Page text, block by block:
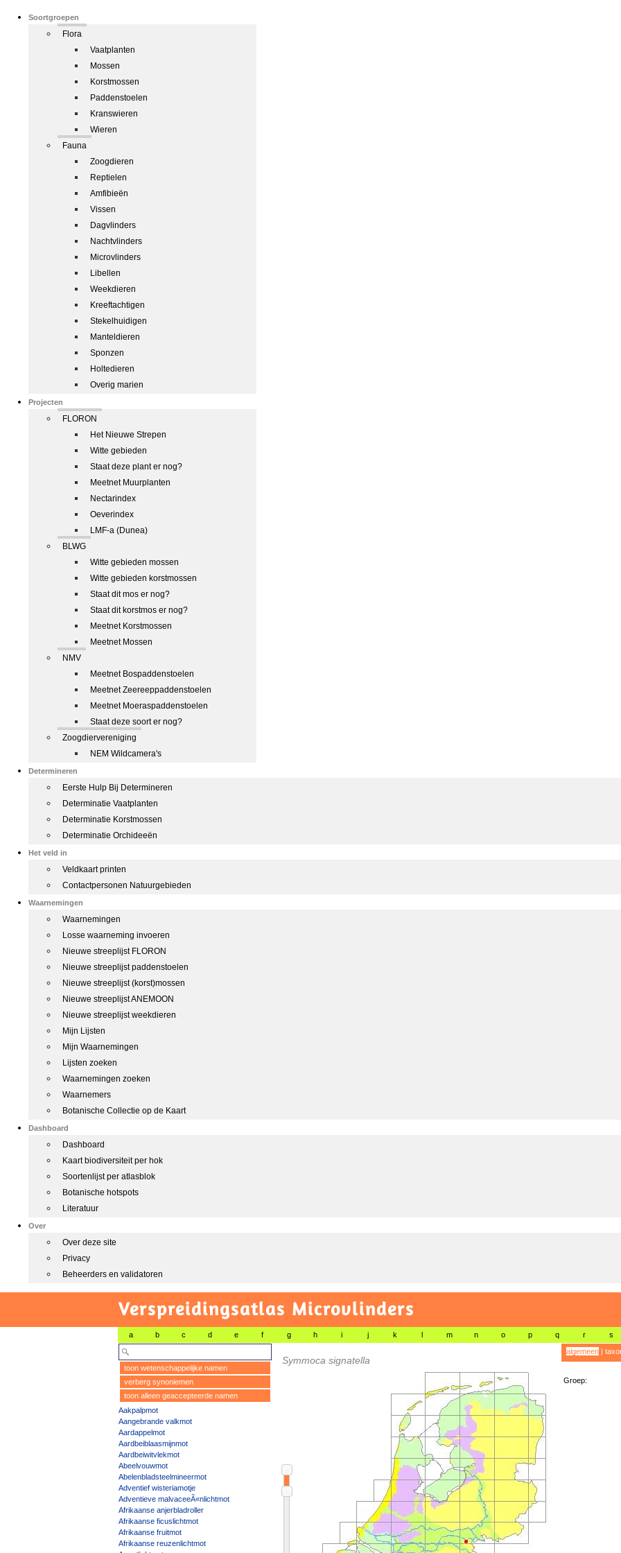
Soortgroepen
Flora
Vaatplanten
Mossen
Korstmossen
Paddenstoelen
Kranswieren
Wieren
Fauna
Zoogdieren
Reptielen
Amfibieën
Vissen
Dagvlinders
Nachtvlinders
Microvlinders
Libellen
Weekdieren
Kreeftachtigen
Stekelhuidigen
Manteldieren
Sponzen
Holtedieren
Overig marien
Projecten
FLORON
Het Nieuwe Strepen
Witte gebieden
Staat deze plant er nog?
Meetnet Muurplanten
Nectarindex
Oeverindex
LMF-a (Dunea)
BLWG
Witte gebieden mossen
Witte gebieden korstmossen
Staat dit mos er nog?
Staat dit korstmos er nog?
Meetnet Korstmossen
Meetnet Mossen
NMV
Meetnet Bospaddenstoelen
Meetnet Zeereeppaddenstoelen
Meetnet Moeraspaddenstoelen
Staat deze soort er nog?
Zoogdiervereniging
NEM Wildcamera's
Determineren
Eerste Hulp Bij Determineren
Determinatie Vaatplanten
Determinatie Korstmossen
Determinatie Orchideeën
Het veld in
Veldkaart printen
Contactpersonen Natuurgebieden
Waarnemingen
Waarnemingen
Losse waarneming invoeren
Nieuwe streeplijst FLORON
Nieuwe streeplijst paddenstoelen
Nieuwe streeplijst (korst)mossen
Nieuwe streeplijst ANEMOON
Nieuwe streeplijst weekdieren
Mijn Lijsten
Mijn Waarnemingen
Lijsten zoeken
Waarnemingen zoeken
Waarnemers
Botanische Collectie op de Kaart
Dashboard
Dashboard
Kaart biodiversiteit per hok
Soortenlijst per atlasblok
Botanische hotspots
Literatuur
Over
Over deze site
Privacy
Beheerders en validatoren
Verspreidingsatlas Microvlinders
a b c d e f g h i j k l m n o p q r s
toon wetenschappelijke namen
verberg synoniemen
toon alleen geaccepteerde namen
Aakpalpmot
Aangebrande valkmot
Aardappelmot
Aardbeiblaasmijnmot
Aardbeiwitvlekmot
Abeelvouwmot
Abelenbladsteelmineermot
Adventief wisteriamotje
Adventieve malvaceeÃ«nlichtmot
Afrikaanse anjerbladroller
Afrikaanse ficuslichtmot
Afrikaanse fruitmot
Afrikaanse reuzenlichtmot
Symmoca signatella
algemeen|
Groep: